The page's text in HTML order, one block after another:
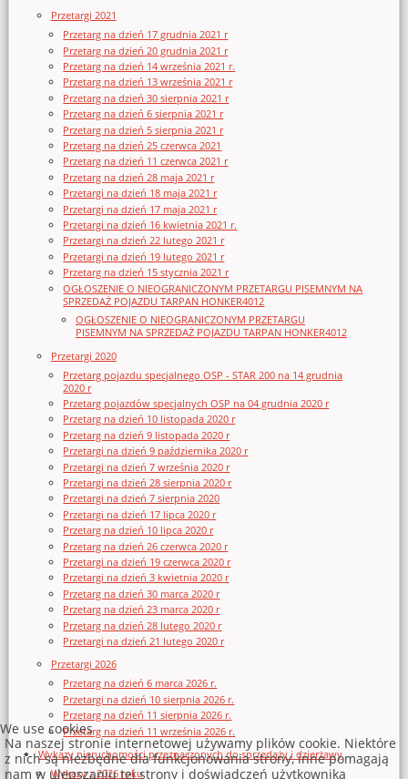
Przetargi 2021
Przetarg na dzień 17 grudnia 2021 r
Przetarg na dzień 20 grudnia 2021 r
Przetarg na dzień 14 września 2021 r.
Przetarg na dzień 13 września 2021 r
Przetarg na dzień 30 sierpnia 2021 r
Przetarg na dzień 6 sierpnia 2021 r
Przetarg na dzień 5 sierpnia 2021 r
Przetarg na dzień 25 czerwca 2021
Przetarg na dzień 11 czerwca 2021 r
Przetarg na dzień 28 maja 2021 r
Przetargi na dzień 18 maja 2021 r
Przetargi na dzień 17 maja 2021 r
Przetargi na dzień 16 kwietnia 2021 r.
Przetargi na dzień 22 lutego 2021 r
Przetargi na dzień 19 lutego 2021 r
Przetarg na dzień 15 stycznia 2021 r
OGŁOSZENIE O NIEOGRANICZONYM PRZETARGU PISEMNYM NA
SPRZEDAŻ POJAZDU TARPAN HONKER4012
OGŁOSZENIE O NIEOGRANICZONYM PRZETARGU
PISEMNYM NA SPRZEDAŻ POJAZDU TARPAN HONKER4012
Przetargi 2020
Przetarg pojazdu specjalnego OSP - STAR 200 na 14 grudnia
2020 r
Przetarg pojazdów specjalnych OSP na 04 grudnia 2020 r
Przetarg na dzień 10 listopada 2020 r
Przetarg na dzień 9 listopada 2020 r
Przetargi na dzień 9 października 2020 r
Przetargi na dzień 7 września 2020 r
Przetargi na dzień 28 sierpnia 2020 r
Przetargi na dzień 7 sierpnia 2020
Przetargi na dzień 17 lipca 2020 r
Przetarg na dzień 10 lipca 2020 r
Przetarg na dzień 26 czerwca 2020 r
Przetargi na dzień 19 czerwca 2020 r
Przetargi na dzień 3 kwietnia 2020 r
Przetarg na dzień 30 marca 2020 r
Przetarg na dzień 23 marca 2020 r
Przetarg na dzień 28 lutego 2020 r
Przetargi na dzień 21 lutego 2020 r
Przetargi 2026
Przetarg na dzień 6 marca 2026 r.
Przetargi na dzień 10 sierpnia 2026 r.
Przetarg na dzień 11 sierpnia 2026 r.
Przetarg na dzień 11 września 2026 r.
Wykazy nieruchomości przeznaczonych do sprzedaży i dzierżawy
Wykazy z 2026 roku
We use cookies
Na naszej stronie internetowej używamy plików cookie. Niektóre
z nich są niezbędne dla funkcjonowania strony, inne pomagają
nam w ulepszaniu tej strony i doświadczeń użytkownika